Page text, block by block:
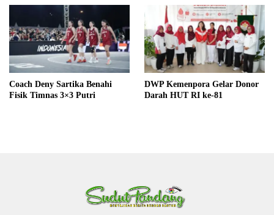
Coach Deny Sartika Benahi
Fisik Timnas 3×3 Putri
DWP Kemenpora Gelar Donor
Darah HUT RI ke-81